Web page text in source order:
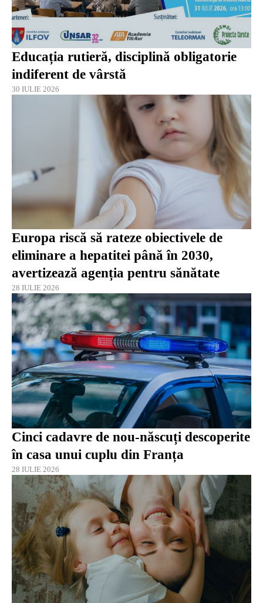
Educația rutieră, disciplină obligatorie
indiferent de vârstă
30 IULIE 2026
Europa riscă să rateze obiectivele de
eliminare a hepatitei până în 2030,
avertizează agenția pentru sănătate
28 IULIE 2026
Cinci cadavre de nou-născuți descoperite
în casa unui cuplu din Franța
28 IULIE 2026